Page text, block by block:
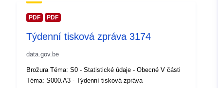
uriRef:
Přístupová práva:
Časové pokrytí:
01 January 2004
PDF PDF
Týdenní tisková zpráva 3174
data.gov.be
Brožura Téma: S0 - Statistické údaje - Obecné V části
Téma: S000.A3 - Týdenní tisková zpráva